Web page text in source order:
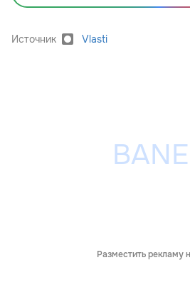
Источник Vlasti
Разместить рекламу